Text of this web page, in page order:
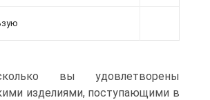
вы удовлетворены
изделиями, поступающими в